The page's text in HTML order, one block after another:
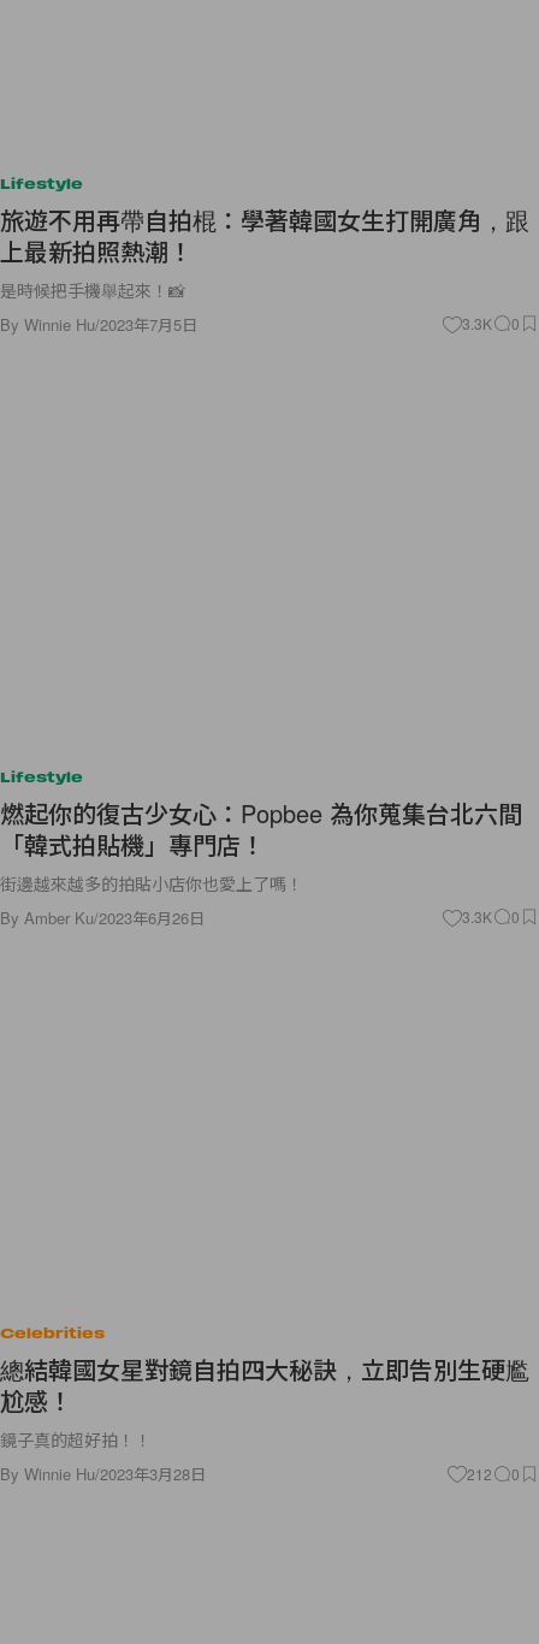
Lifestyle
旅遊不用再帶自拍棍：學著韓國女生打開廣角，跟
上最新拍照熱潮！
是時候把手機舉起來！📸
By Winnie Hu/2023年7月5日 3.3K 0
Lifestyle
燃起你的復古少女心：Popbee 為你蒐集台北六間
「韓式拍貼機」專門店！
街邊越來越多的拍貼小店你也愛上了嗎！
By Amber Ku/2023年6月26日 3.3K 0
Celebrities
總結韓國女星對鏡自拍四大秘訣，立即告別生硬尷
尬感！
鏡子真的超好拍！！
By Winnie Hu/2023年3月28日 212 0